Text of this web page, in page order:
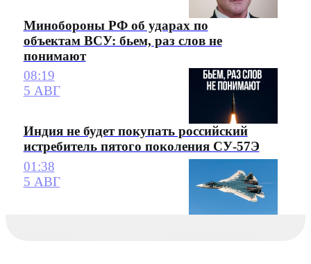
Минобороны РФ об ударах по
объектам ВСУ: бьем, раз слов не
понимают
08:19
5 АВГ
Индия не будет покупать российский
истребитель пятого поколения СУ-57Э
01:38
5 АВГ